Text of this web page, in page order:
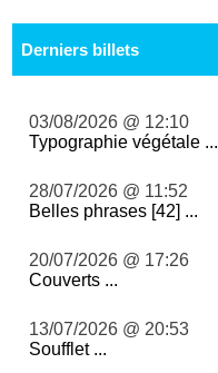
Derniers billets
03/08/2026 @ 12:10
Typographie végétale ...
28/07/2026 @ 11:52
Belles phrases [42] ...
20/07/2026 @ 17:26
Couverts ...
13/07/2026 @ 20:53
Soufflet ...